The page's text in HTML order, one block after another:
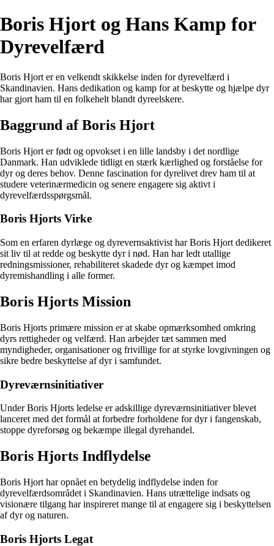
Boris Hjort og Hans Kamp for
Dyrevelfærd
Boris Hjort er en velkendt skikkelse inden for dyrevelfærd i
Skandinavien. Hans dedikation og kamp for at beskytte og hjælpe dyr
har gjort ham til en folkehelt blandt dyreelskere.
Baggrund af Boris Hjort
Boris Hjort er født og opvokset i en lille landsby i det nordlige
Danmark. Han udviklede tidligt en stærk kærlighed og forståelse for
dyr og deres behov. Denne fascination for dyrelivet drev ham til at
studere veterinærmedicin og senere engagere sig aktivt i
dyrevelfærdsspørgsmål.
Boris Hjorts Virke
Som en erfaren dyrlæge og dyrevernsaktivist har Boris Hjort dedikeret
sit liv til at redde og beskytte dyr i nød. Han har ledt utallige
redningsmissioner, rehabiliteret skadede dyr og kæmpet imod
dyremishandling i alle former.
Boris Hjorts Mission
Boris Hjorts primære mission er at skabe opmærksomhed omkring
dyrs rettigheder og velfærd. Han arbejder tæt sammen med
myndigheder, organisationer og frivillige for at styrke lovgivningen og
sikre bedre beskyttelse af dyr i samfundet.
Dyreværnsinitiativer
Under Boris Hjorts ledelse er adskillige dyreværnsinitiativer blevet
lanceret med det formål at forbedre forholdene for dyr i fangenskab,
stoppe dyreforsøg og bekæmpe illegal dyrehandel.
Boris Hjorts Indflydelse
Boris Hjort har opnået en betydelig indflydelse inden for
dyrevelfærdsområdet i Skandinavien. Hans utrættelige indsats og
visionære tilgang har inspireret mange til at engagere sig i beskyttelsen
af dyr og naturen.
Boris Hjorts Legat